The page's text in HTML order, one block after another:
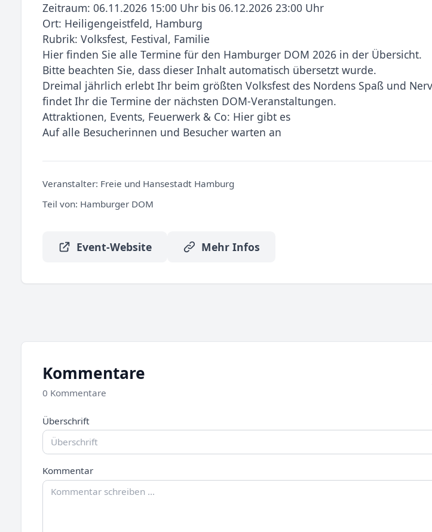
Zeitraum: 06.11.2026 15:00 Uhr bis 06.12.2026 23:00 Uhr
Ort: Heiligengeistfeld, Hamburg
Rubrik: Volksfest, Festival, Familie
Hier finden Sie alle Termine für den Hamburger DOM 2026 in der Übersicht.
Bitte beachten Sie, dass dieser Inhalt automatisch übersetzt wurde.
Dreimal jährlich erlebt Ihr beim größten Volksfest des Nordens Spaß und
findet Ihr die Termine der nächsten DOM-Veranstaltungen.
Attraktionen, Events, Feuerwerk & Co: Hier gibt es
Auf alle Besucherinnen und Besucher warten an
Veranstalter: Freie und Hansestadt Hamburg
Teil von: Hamburger DOM
Event-Website Mehr Infos
Kommentare
0 Kommentare
Überschrift
Kommentar